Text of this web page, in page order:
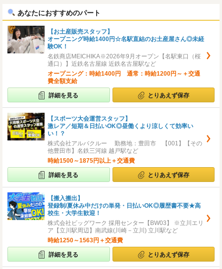
あなたにおすすめのパート
【お土産販売スタッフ】
オープニング時給1400円☆名駅直結のお土産屋さん◎未経
験OK！
名鉄商店MEICHIKA※2026年9月オープン【名駅東口（桜
通口）】近鉄名古屋線 近鉄名古屋駅など
オープニング：時給1400円 通常：時給1200円～＋交通
費全額支給
詳細を見る とりあえず保存
【スポーツ大会運営スタッフ】
激レア／短期＆日払いOK◎昼働くより涼しくて効率い
い！？
株式会社アルバクルー 勤務地：豊田市 【001】【その
他豊田市】名鉄三河線 越戸駅など
時給1500～1875円以上＋交通費
詳細を見る とりあえず保存
【搬入搬出】
登録制/夏休み中だけの単発・日払いOK◎履歴書不要★高
校生・大学生歓迎！
株式会社ビッグワーク 採用センター【BW03】 ※立川エリ
ア【立川駅周辺】南武線(川崎－立川) 立川駅など
時給1250～1563円＋交通費
詳細を見る とりあえず保存